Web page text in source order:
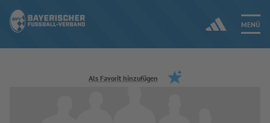
MENÜ
Jetzt einloggen
Als Favorit hinzufügen